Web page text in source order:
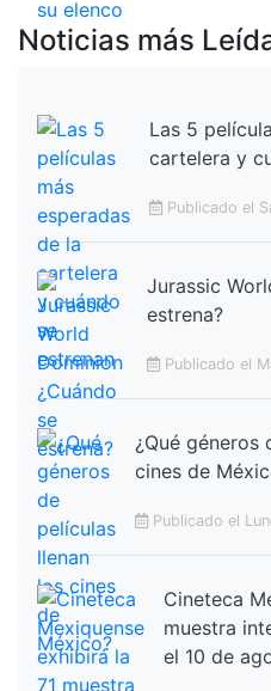
Noticias más
Las 5
cartelera y
Publicado el
Jurassic
estrena?
Publicado el
¿Qué géneros
cines de
Publicado el
Cineteca
muestra
el 10 de